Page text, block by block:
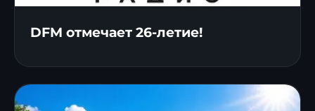
DFM отмечает 26-летие!